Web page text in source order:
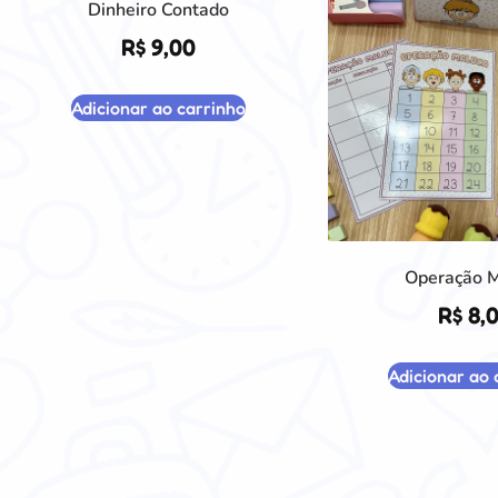
Dinheiro Contado
R$ 9,00
Adicionar ao carrinho
Operação
R$
Adicionar ao